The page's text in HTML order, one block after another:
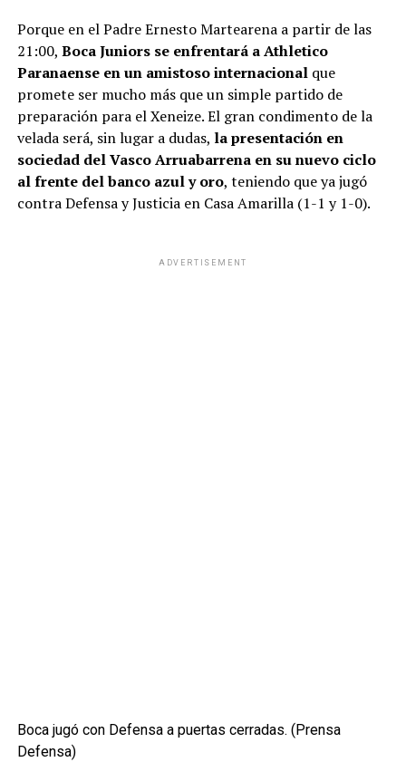
Porque en el Padre Ernesto Martearena a partir de las
21:00, Boca Juniors se enfrentará a Athletico
Paranaense en un amistoso internacionalque
promete ser mucho más que un simple partido de
preparación para el Xeneize. El gran condimento de la
velada será, sin lugar a dudas, la presentación en
sociedad del Vasco Arruabarrena en su nuevo ciclo
al frente del banco azul y oro, teniendo que ya jugó
contra Defensa y Justicia en Casa Amarilla (1-1 y 1-0).
ADVERTISEMENT
Boca jugó con Defensa a puertas cerradas. (Prensa
Defensa)